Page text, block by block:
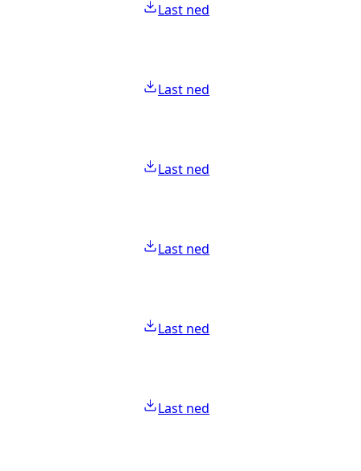
Last ned
Last ned
Last ned
Last ned
Last ned
Last ned